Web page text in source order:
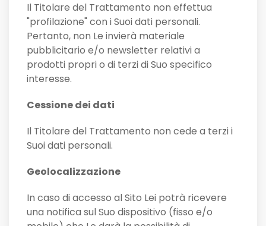
Il Titolare del Trattamento non effettua
"profilazione" con i Suoi dati personali.
Pertanto, non Le invierà materiale
pubblicitario e/o newsletter relativi a
prodotti propri o di terzi di Suo specifico
interesse.
Cessione dei dati
Il Titolare del Trattamento non cede a terzi i
Suoi dati personali.
Geolocalizzazione
In caso di accesso al Sito Lei potrà ricevere
una notifica sul Suo dispositivo (fisso e/o